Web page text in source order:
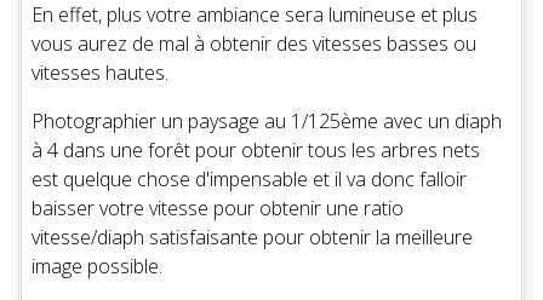
En effet, plus votre ambiance sera lumineuse et plus
vous aurez de mal à obtenir des vitesses basses ou
vitesses hautes.
Photographier un paysage au 1/125ème avec un diaph
à 4 dans une forêt pour obtenir tous les arbres nets
est quelque chose d'impensable et il va donc falloir
baisser votre vitesse pour obtenir une ratio
vitesse/diaph satisfaisante pour obtenir la meilleure
image possible.